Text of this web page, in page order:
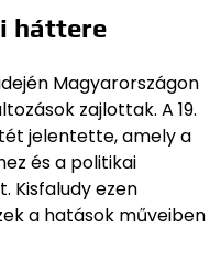
háttere
Magyarországon
zajlottak. A 19.
jelentette, amely a
és a politikai
Kisfaludy ezen
a hatások műveiben